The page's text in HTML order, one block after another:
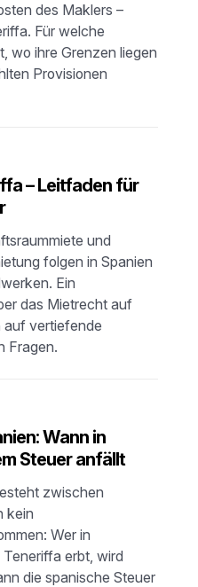
des Maklers –
Für welche
wo ihre Grenzen liegen
Provisionen
– Leitfaden für
und
folgen in Spanien
Ein
das Mietrecht auf
auf vertiefende
Fragen.
Wann in
Steuer anfällt
zwischen
kein
Wer in
erbt, wird
die spanische Steuer